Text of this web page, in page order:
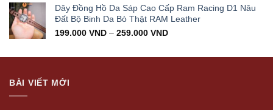
Dây Đồng Hồ Da Sáp Cao Cấp Ram Racing D1 Nâu
Đất Bộ Binh Da Bò Thật RAM Leather
199.000 VND – 259.000 VND
BÀI VIẾT MỚI